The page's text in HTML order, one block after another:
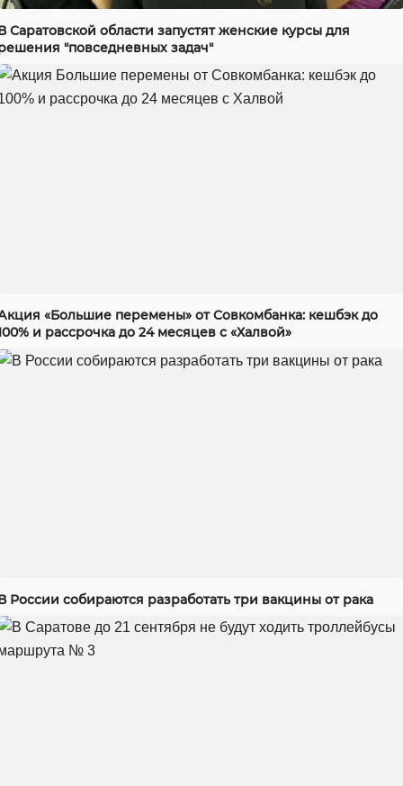
Саратовской области запустят женские курсы для
"повседневных задач"
«Большие перемены» от Совкомбанка: кешбэк до
и рассрочка до 24 месяцев с «Халвой»
России собираются разработать три вакцины от рака